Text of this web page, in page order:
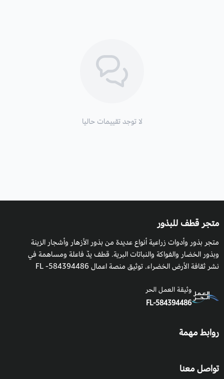
لا توجد تقييمات حاليا
متجر قطف للبذور
متجر بذور وأدوات زراعية أنواع عديدة من بذور الأزهار وأشجار الزينة
وبذور الخضار والفواكة والنباتات البرية. قطف يدٌ فاعلة ومساهمة في
نشر ثقافة الأرض الخضراء. توثيق منصة اعمال 584394486- FL
وثيقة العمل الحر
FL-584394486
روابط مهمة
تواصل معنا